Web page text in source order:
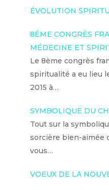
ÉVOLUTION
8ÉME CONGRÈS
MÉDECINE ET
Le 8ème congrès
spiritualité a eu lieu
2015 à…
SYMBOLIQUE DU
Tout sur la
sorcière bien-aimée
vous…
VOEUX DE LA